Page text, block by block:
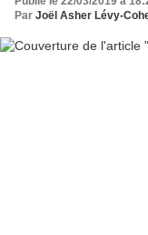
Par Joël Asher Lévy-